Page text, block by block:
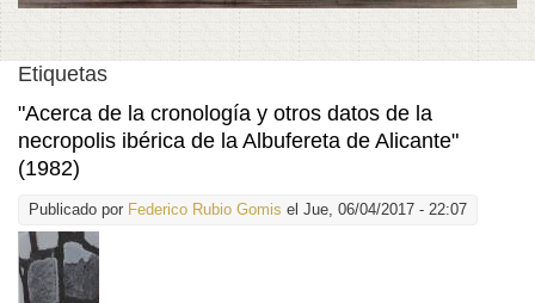
Etiquetas
"Acerca de la cronología y otros datos de la
necropolis ibérica de la Albufereta de Alicante"
(1982)
Publicado por Federico Rubio Gomis el Jue, 06/04/2017 - 22:07